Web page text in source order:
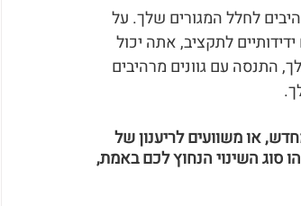
לחלל המגורים שלך. על
לתקציב, אתה יכול
התנסה עם גוונים מרהיבים
או משוועים לריענון של
סוג השינוי הנחוץ לכם באמת,